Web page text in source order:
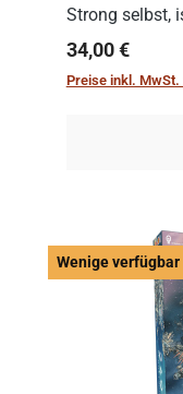
Strong selbst,
einfachen
immer mit
Regulärer
34,00 €
Preise inkl.
Wenige verfügbar